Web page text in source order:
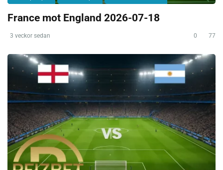
France mot England 2026-07-18
3 veckor sedan 0 77